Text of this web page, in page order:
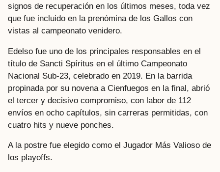
signos de recuperación en los últimos meses, toda vez
que fue incluido en la prenómina de los Gallos con
vistas al campeonato venidero.
Edelso fue uno de los principales responsables en el
título de Sancti Spíritus en el último Campeonato
Nacional Sub-23, celebrado en 2019. En la barrida
propinada por su novena a Cienfuegos en la final, abrió
el tercer y decisivo compromiso, con labor de 112
envíos en ocho capítulos, sin carreras permitidas, con
cuatro hits y nueve ponches.
A la postre fue elegido como el Jugador Más Valioso de
los playoffs.